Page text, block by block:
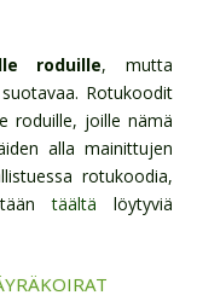
roduille, mutta
Rotukoodit
roduille, joille nämä
alla mainittujen
rotukoodia,
täältä löytyviä